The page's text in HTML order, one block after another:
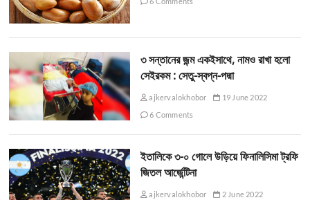
৩ সন্তানের জন্ম একইসাথে, নামও রাখা হলো
সেইরকম : সেতু-স্বপ্ন-পদ্মা
ajkervalokhobor
19 June 2022
6 Comments
ইতালিকে ৩-০ গোলে উড়িয়ে ফিনালিসিমা ট্রফি
জিতল আর্জেন্টিনা
ajkervalokhobor
2 June 2022